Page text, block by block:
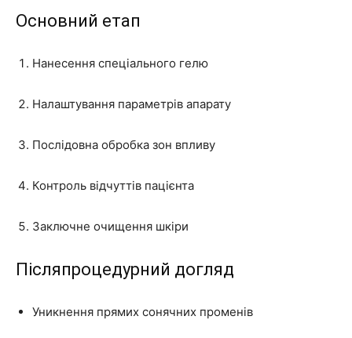
Основний етап
Нанесення спеціального гелю
Налаштування параметрів апарату
Послідовна обробка зон впливу
Контроль відчуттів пацієнта
Заключне очищення шкіри
Післяпроцедурний догляд
Уникнення прямих сонячних променів